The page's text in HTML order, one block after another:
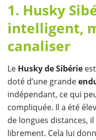
1. Husky
intelligent,
canaliser
Le Husky de Sibérie
doté d’une grande
indépendant, ce qui
compliquée. Il a été
de longues distances,
librement. Cela lui